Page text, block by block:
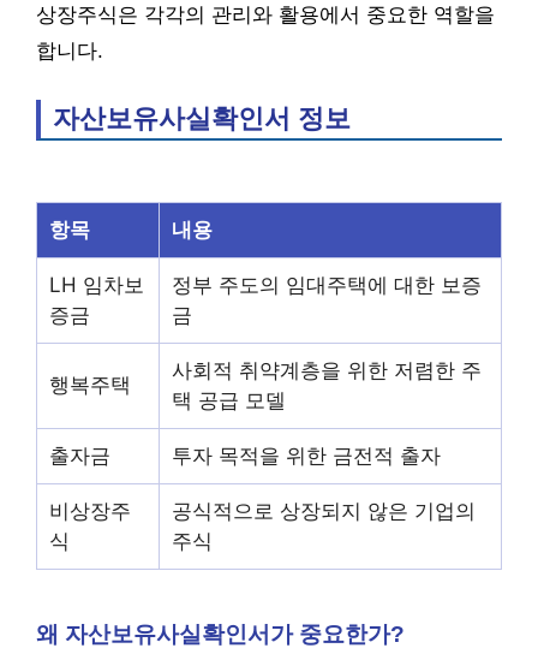
상장주식은 각각의 관리와 활용에서 중요한 역할을
합니다.
자산보유사실확인서 정보
항목 내용
LH 임차보
증금
정부 주도의 임대주택에 대한 보증
금
행복주택
사회적 취약계층을 위한 저렴한 주
택 공급 모델
출자금 투자 목적을 위한 금전적 출자
비상장주
식
공식적으로 상장되지 않은 기업의
주식
왜 자산보유사실확인서가 중요한가?